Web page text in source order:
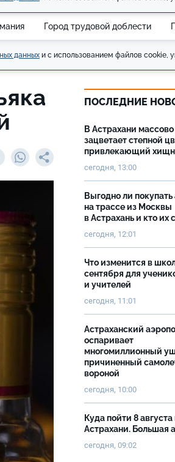
Город трудовой доблести
данных и с использованием файлов cookie,
ПОСЛЕДНИЕ
В Астрахани массово
зацветает степной
привлекающий
сегодня, 13:00
Выгодно ли
на трассе из Москвы
в Астрахань и кто их
сегодня, 12:01
Что изменится в
сентября для
и учителей
сегодня, 11:01
Астраханский
оспаривает
многомиллионный
причиненный
вороной
сегодня, 10:00
Куда пойти 8 августа
Астрахани. Большая
сегодня, 09:02